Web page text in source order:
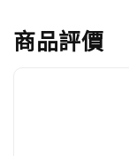
商品評價